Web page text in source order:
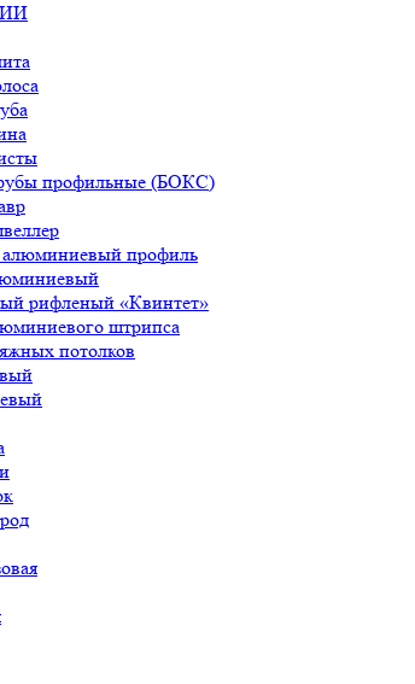
профильные (БОКС)
профиль
рифленый «Квинтет»
штрипса
потолков